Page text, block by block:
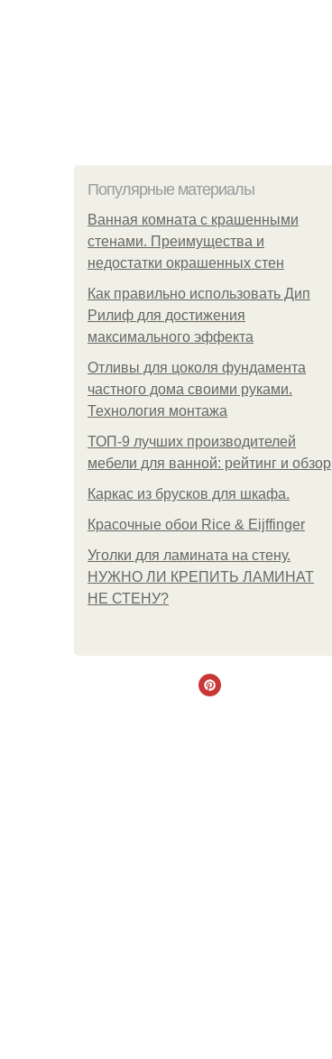
Популярные материалы
Ванная комната с крашенными
стенами. Преимущества и
недостатки окрашенных стен
Как правильно использовать Дип
Рилиф для достижения
максимального эффекта
Отливы для цоколя фундамента
частного дома своими руками.
Технология монтажа
ТОП-9 лучших производителей
мебели для ванной: рейтинг и обзор
Каркас из брусков для шкафа.
Красочные обои Rice & Eijffinger
Уголки для ламината на стену.
НУЖНО ЛИ КРЕПИТЬ ЛАМИНАТ
НЕ СТЕНУ?